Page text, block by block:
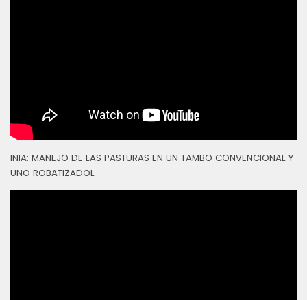
INIA: MANEJO DE LAS PASTURAS EN UN TAMBO CONVENCIONAL Y
UNO ROBATIZADOL